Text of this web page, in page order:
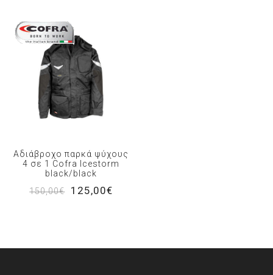
Αδιάβροχο παρκά ψύχους
4 σε 1 Cofra Icestorm
black/black
150,00€
125,00€